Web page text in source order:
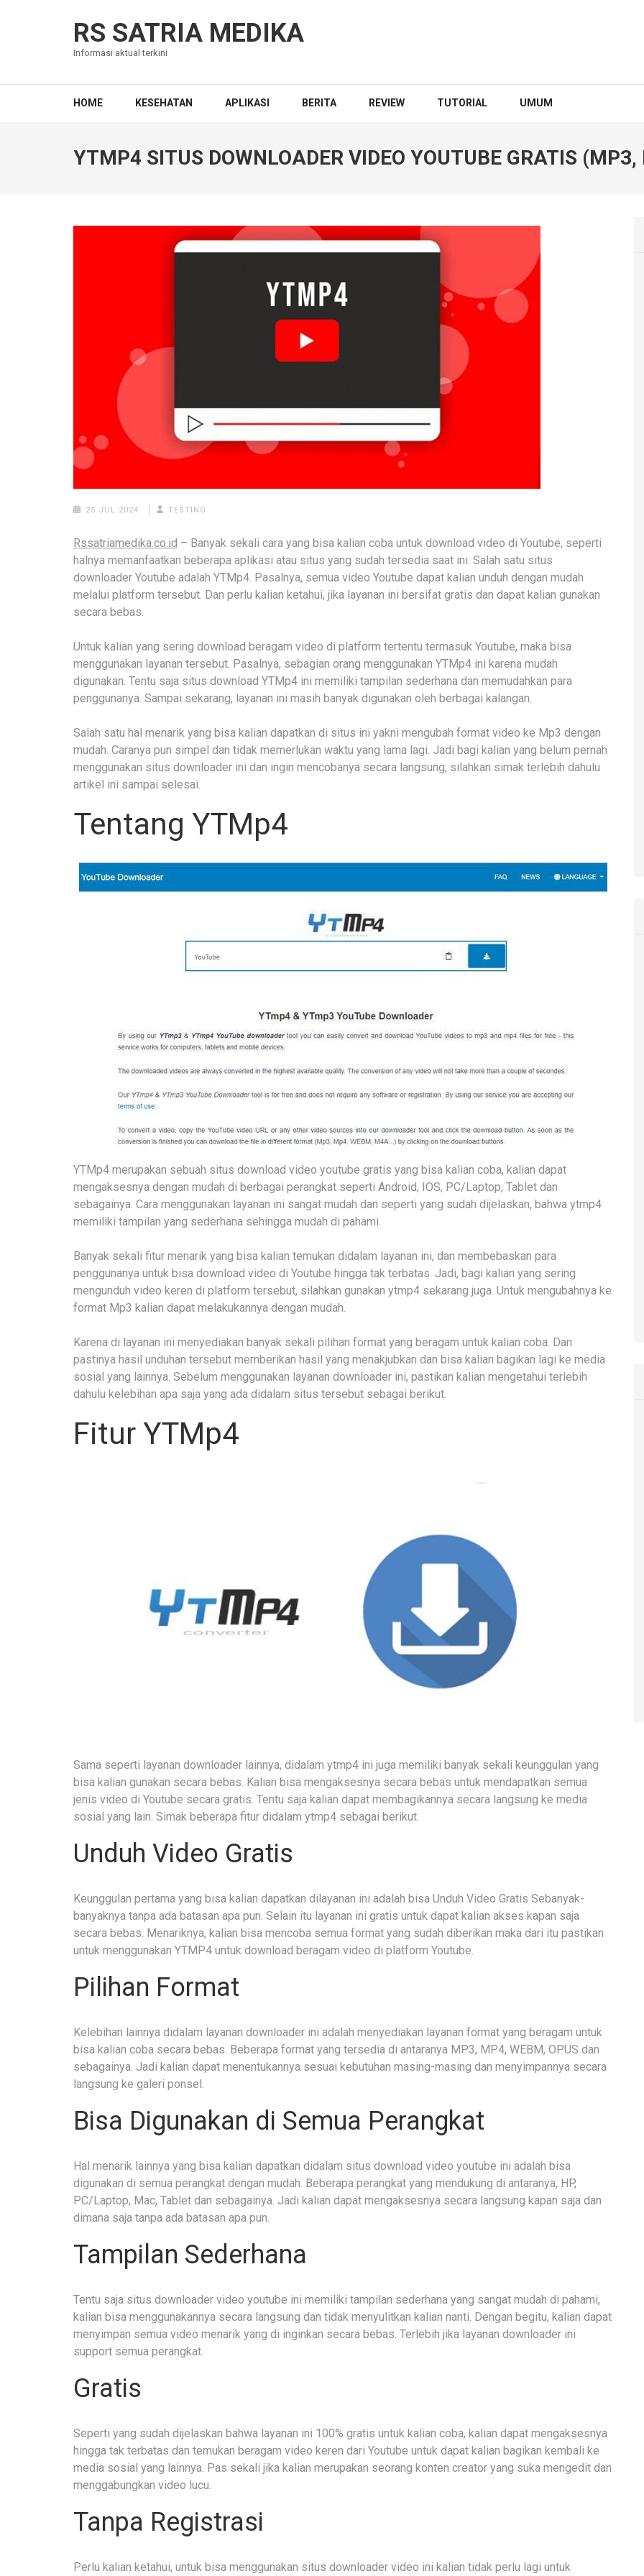
RS SATRIA MEDIKA
Informasi aktual terkini
HOME KESEHATAN APLIKASI BERITA REVIEW TUTORIAL UMUM
YTMP4 SITUS DOWNLOADER VIDEO YOUTUBE GRATIS
25 JUL 2024 TESTING
Rssatriamedika.co.id – Banyak sekali cara yang bisa kalian coba untuk download video di Youtube, seperti
halnya memanfaatkan beberapa aplikasi atau situs yang sudah tersedia saat ini. Salah satu situs
downloader Youtube adalah YTMp4. Pasalnya, semua video Youtube dapat kalian unduh dengan mudah
melalui platform tersebut. Dan perlu kalian ketahui, jika layanan ini bersifat gratis dan dapat kalian gunakan
secara bebas.
Untuk kalian yang sering download beragam video di platform tertentu termasuk Youtube, maka bisa
menggunakan layanan tersebut. Pasalnya, sebagian orang menggunakan YTMp4 ini karena mudah
digunakan. Tentu saja situs download YTMp4 ini memiliki tampilan sederhana dan memudahkan para
penggunanya. Sampai sekarang, layanan ini masih banyak digunakan oleh berbagai kalangan.
Salah satu hal menarik yang bisa kalian dapatkan di situs ini yakni mengubah format video ke Mp3 dengan
mudah. Caranya pun simpel dan tidak memerlukan waktu yang lama lagi. Jadi bagi kalian yang belum pernah
menggunakan situs downloader ini dan ingin mencobanya secara langsung, silahkan simak terlebih dahulu
artikel ini sampai selesai.
Tentang YTMp4
YTMp4 merupakan sebuah situs download video youtube gratis yang bisa kalian coba, kalian dapat
mengaksesnya dengan mudah di berbagai perangkat seperti Android, IOS, PC/Laptop, Tablet dan
sebagainya. Cara menggunakan layanan ini sangat mudah dan seperti yang sudah dijelaskan, bahwa ytmp4
memiliki tampilan yang sederhana sehingga mudah di pahami.
Banyak sekali fitur menarik yang bisa kalian temukan didalam layanan ini, dan membebaskan para
penggunanya untuk bisa download video di Youtube hingga tak terbatas. Jadi, bagi kalian yang sering
mengunduh video keren di platform tersebut, silahkan gunakan ytmp4 sekarang juga. Untuk mengubahnya ke
format Mp3 kalian dapat melakukannya dengan mudah.
Karena di layanan ini menyediakan banyak sekali pilihan format yang beragam untuk kalian coba. Dan
pastinya hasil unduhan tersebut memberikan hasil yang menakjubkan dan bisa kalian bagikan lagi ke media
sosial yang lainnya. Sebelum menggunakan layanan downloader ini, pastikan kalian mengetahui terlebih
dahulu kelebihan apa saja yang ada didalam situs tersebut sebagai berikut.
Fitur YTMp4
Sama seperti layanan downloader lainnya, didalam ytmp4 ini juga memiliki banyak sekali keunggulan yang
bisa kalian gunakan secara bebas. Kalian bisa mengaksesnya secara bebas untuk mendapatkan semua
jenis video di Youtube secara gratis. Tentu saja kalian dapat membagikannya secara langsung ke media
sosial yang lain. Simak beberapa fitur didalam ytmp4 sebagai berikut.
Unduh Video Gratis
Keunggulan pertama yang bisa kalian dapatkan dilayanan ini adalah bisa Unduh Video Gratis Sebanyak-
banyaknya tanpa ada batasan apa pun. Selain itu layanan ini gratis untuk dapat kalian akses kapan saja
secara bebas. Menariknya, kalian bisa mencoba semua format yang sudah diberikan maka dari itu pastikan
untuk menggunakan YTMP4 untuk download beragam video di platform Youtube.
Pilihan Format
Kelebihan lainnya didalam layanan downloader ini adalah menyediakan layanan format yang beragam untuk
bisa kalian coba secara bebas. Beberapa format yang tersedia di antaranya MP3, MP4, WEBM, OPUS dan
sebagainya. Jadi kalian dapat menentukannya sesuai kebutuhan masing-masing dan menyimpannya secara
langsung ke galeri ponsel.
Bisa Digunakan di Semua Perangkat
Hal menarik lainnya yang bisa kalian dapatkan didalam situs download video youtube ini adalah bisa
digunakan di semua perangkat dengan mudah. Beberapa perangkat yang mendukung di antaranya, HP,
PC/Laptop, Mac, Tablet dan sebagainya. Jadi kalian dapat mengaksesnya secara langsung kapan saja dan
dimana saja tanpa ada batasan apa pun.
Tampilan Sederhana
Tentu saja situs downloader video youtube ini memiliki tampilan sederhana yang sangat mudah di pahami,
kalian bisa menggunakannya secara langsung dan tidak menyulitkan kalian nanti. Dengan begitu, kalian dapat
menyimpan semua video menarik yang di inginkan secara bebas. Terlebih jika layanan downloader ini
support semua perangkat.
Gratis
Seperti yang sudah dijelaskan bahwa layanan ini 100% gratis untuk kalian coba, kalian dapat mengaksesnya
hingga tak terbatas dan temukan beragam video keren dari Youtube untuk dapat kalian bagikan kembali ke
media sosial yang lainnya. Pas sekali jika kalian merupakan seorang konten creator yang suka mengedit dan
menggabungkan video lucu.
Tanpa Registrasi
Perlu kalian ketahui, untuk bisa menggunakan situs downloader video ini kalian tidak perlu lagi untuk